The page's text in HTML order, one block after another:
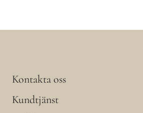
Kontakta oss
Kundtjänst